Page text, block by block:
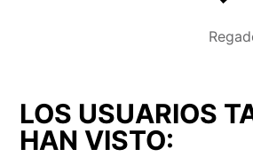
LOS USUARIOS
HAN VISTO: